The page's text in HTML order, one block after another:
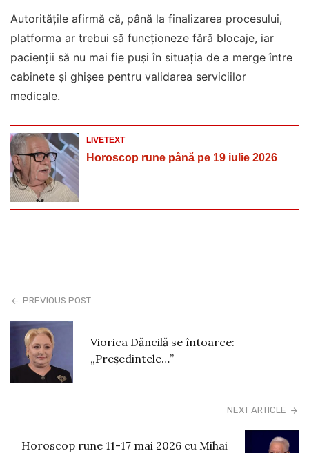
Autoritățile afirmă că, până la finalizarea procesului,
platforma ar trebui să funcționeze fără blocaje, iar
pacienții să nu mai fie puși în situația de a merge între
cabinete și ghișee pentru validarea serviciilor
medicale.
LIVETEXT
Horoscop rune până pe 19 iulie 2026
PREVIOUS POST
Viorica Dăncilă se întoarce:
„Președintele…”
NEXT ARTICLE
Horoscop rune 11-17 mai 2026 cu Mihai